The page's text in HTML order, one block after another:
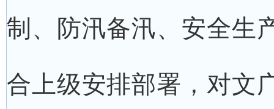
制、防汛备汛、安全生
合上级安排部署，对文